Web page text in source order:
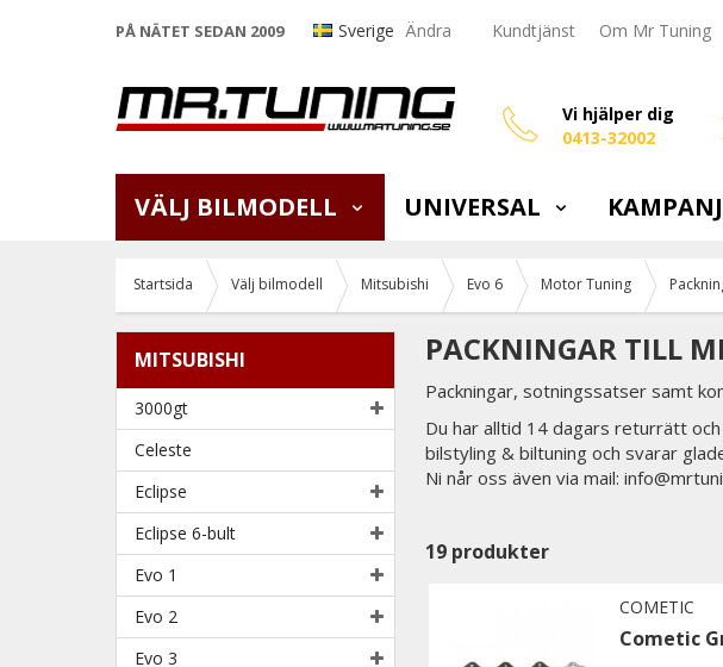
PÅ NÄTET SEDAN 2009 Sverige Ändra Kundtjänst Om Mr Tuning
Vi hjälper dig
0413-32002
VÄLJ BILMODELL UNIVERSAL
Startsida Välj bilmodell Mitsubishi Evo 6 Motor Tuning
MITSUBISHI
3000gt
Celeste
Eclipse
Eclipse 6-bult
Evo 1
Evo 2
Evo 3
PACKNINGAR TILL
Packningar, sotningssatser samt
Du har alltid 14 dagars returrätt
bilstyling & biltuning och svarar
Ni når oss även via mail:
19 produkter
COMETIC
Cometic